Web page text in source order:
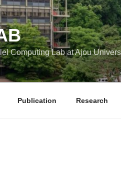
Computing Lab at Ajou
Publication Research